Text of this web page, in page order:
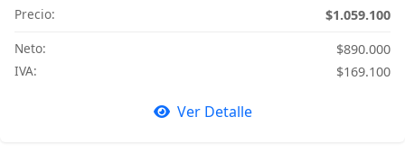
Precio:
$1.059.100
Neto:
$890.000
IVA:
$169.100
Ver Detalle